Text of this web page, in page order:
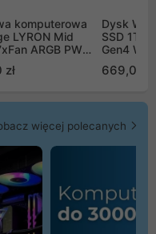
komputerowa
LYRON Mid
ARGB PWM
Dysk WD
SSD 1TB
Gen4
669,00
więcej polecanych